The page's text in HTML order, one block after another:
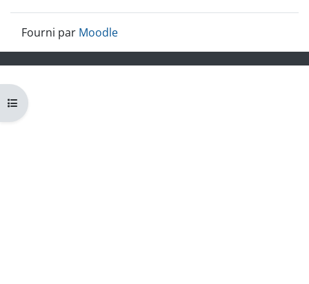
Ouvrir l’index du cours
Fourni par Moodle